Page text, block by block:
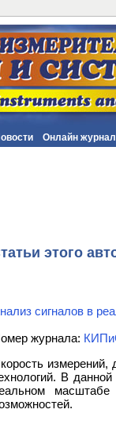
Онлайн журнал
этого
сигналов в
журнала:
измерений,
В